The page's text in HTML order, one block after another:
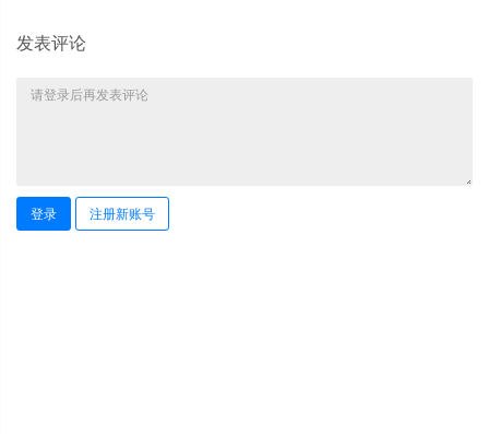
发表评论
登录 注册新账号